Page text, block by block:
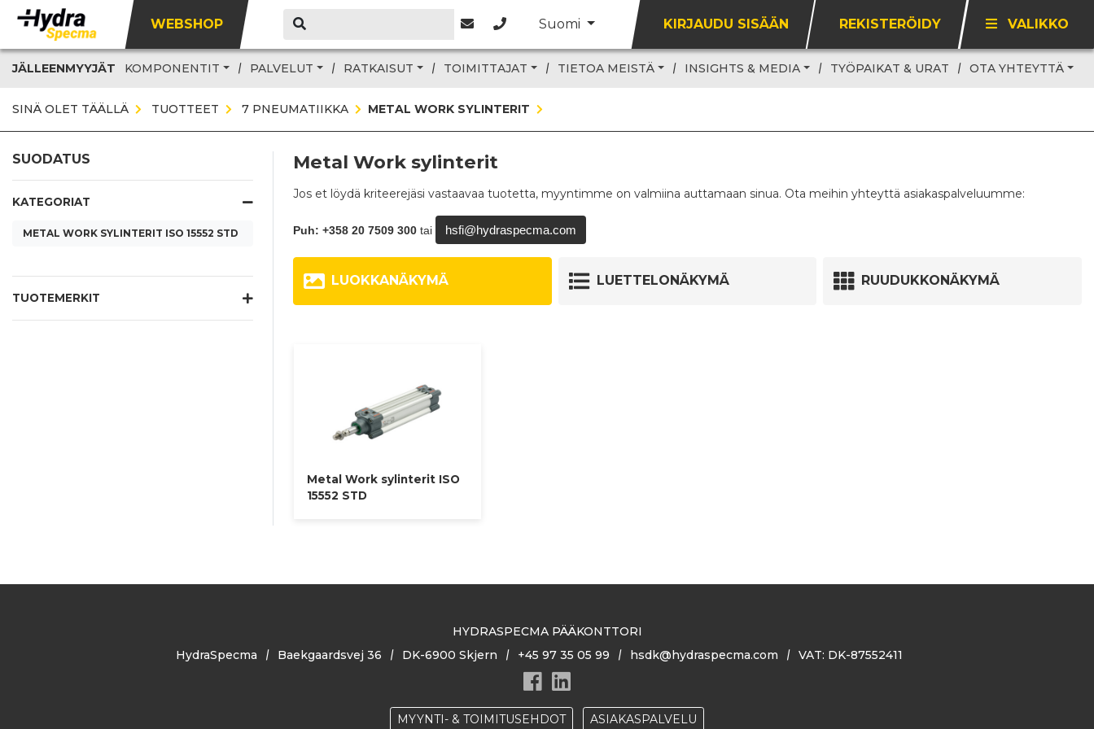
WEBSHOP Suomi KIRJAUDU SISÄÄN REKISTERÖIDY VALIKKO
JÄLLEENMYYJÄT KOMPONENTIT PALVELUT RATKAISUT TOIMITTAJAT TIETOA MEISTÄ INSIGHTS & MEDIA TYÖPAIKAT & URAT OTA YHTEYTTÄ
SINÄ OLET TÄÄLLÄ TUOTTEET 7 PNEUMATIIKKA METAL WORK SYLINTERIT
SUODATUS
KATEGORIAT
METAL WORK SYLINTERIT ISO 15552 STD
TUOTEMERKIT
Metal Work sylinterit
Jos et löydä kriteerejäsi vastaavaa tuotetta, myyntimme on valmiina auttamaan sinua. Ota meihin yhteyttä asiakaspalveluumme:
Puh: +358 20 7509 300 tai hsfi@hydraspecma.com
LUOKKANÄKYMÄ LUETTELONÄKYMÄ RUUDUKKONÄKYMÄ
Metal Work sylinterit ISO
15552 STD
HYDRASPECMA PÄÄKONTTORI
HydraSpecma
Baekgaardsvej 36 DK-6900 Skjern +45 97 35 05 99 hsdk@hydraspecma.com VAT: DK-87552411
MYYNTI- & TOIMITUSEHDOT ASIAKASPALVELU